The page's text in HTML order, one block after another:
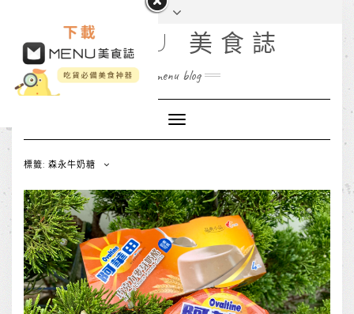
MENU 美食誌
menu blog
Toggle
Navigation
標籤: 森永牛奶糖